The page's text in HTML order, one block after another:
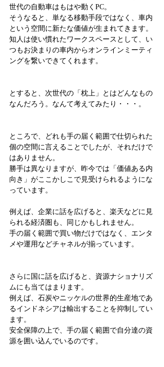
世代の自動車はもはや動くPC。
そうなると、単なる移動手段ではなく、車内
という空間に新たな価値が生まれてきます。
知人は使い慣れたワークスペースとして、い
つもお決まりの車内からオンラインミーティ
ングを繋いできてくれます。
とすると、次世代の「枕上」とはどんなもの
なんだろう。なんて考えてみたり・・・。
ところで、どれも手の届く範囲で仕切られた
個の空間に言えることでしたが、それだけで
はありません。
勝手は異なりますが、昨今では「価値ある内
向き」がここかしこで見受けられるようにな
っています。
例えば、企業に話を広げると、楽天などに見
られる経済圏も、同じかもしれません。
手の届く範囲で買い物だけではなく、エンタ
メや運用などチャネルが揃っています。
さらに国に話を広げると、資源ナショナリズ
ムにも当てはまります。
例えば、石炭やニッケルの世界的生産地であ
るインドネシアは輸出することを抑制してい
ます。
安全保障の上で、手の届く範囲で自分達の資
源を囲い込んでいるのです。